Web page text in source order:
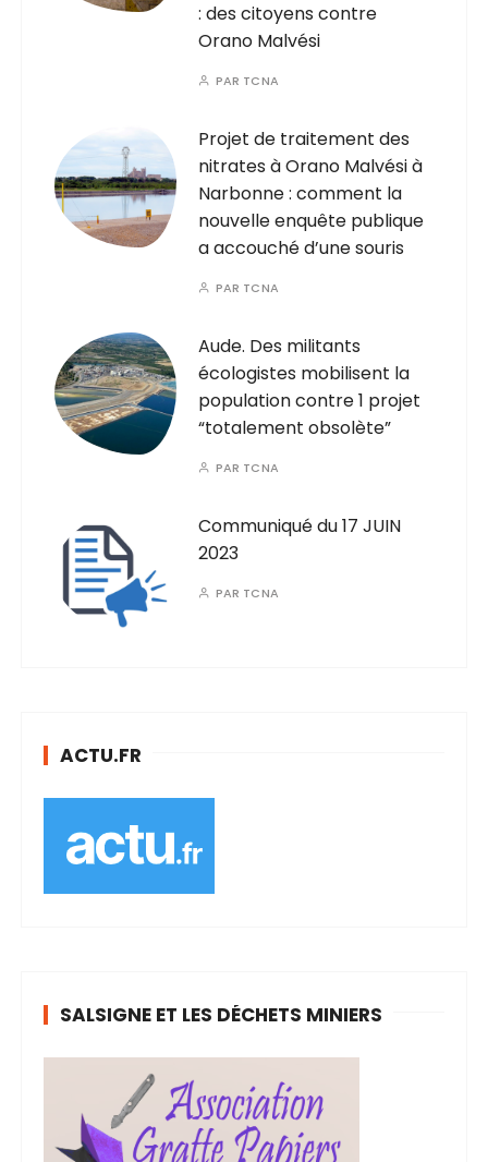
: des citoyens contre
Orano Malvési
PAR TCNA
Projet de traitement des
nitrates à Orano Malvési à
Narbonne : comment la
nouvelle enquête publique
a accouché d’une souris
PAR TCNA
Aude. Des militants
écologistes mobilisent la
population contre 1 projet
“totalement obsolète”
PAR TCNA
Communiqué du 17 JUIN
2023
PAR TCNA
ACTU.FR
SALSIGNE ET LES DÉCHETS MINIERS